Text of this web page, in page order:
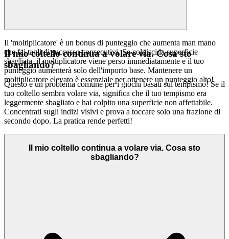
Il 'moltiplicatore' è un bonus di punteggio che aumenta man mano
che fai tagli di successo consecutivi. Se colpisci la superficie
sbagliata, il moltiplicatore viene perso immediatamente e il tuo
punteggio aumenterà solo dell'importo base. Mantenere un
moltiplicatore elevato è essenziale per ottenere un punteggio alto!
Il mio coltello continua a volare via. Cosa sto
sbagliando?
Questo è un problema comune per i giochi basati sul tempismo! Se il
tuo coltello sembra volare via, significa che il tuo tempismo era
leggermente sbagliato e hai colpito una superficie non affettabile.
Concentrati sugli indizi visivi e prova a toccare solo una frazione di
secondo dopo. La pratica rende perfetti!
Il mio coltello continua a volare via. Cosa sto
sbagliando?